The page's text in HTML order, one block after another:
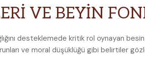
VE BEYİN
desteklemede kritik rol oynayan
ve moral düşüklüğü gibi belirtiler